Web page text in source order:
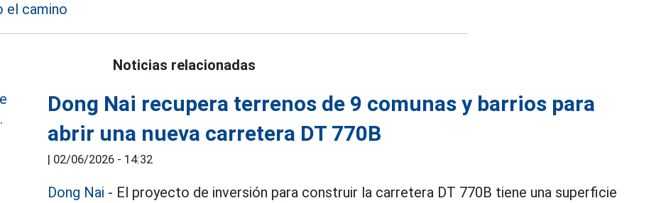
el camino
Noticias relacionadas
Dong Nai recupera terrenos de 9 comunas y barrios para
abrir una nueva carretera DT 770B
| 02/06/2026 - 14:32
Dong Nai - El proyecto de inversión para construir la carretera DT 770B tiene una superficie